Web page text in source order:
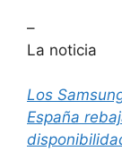
–
La noticia
Los
España